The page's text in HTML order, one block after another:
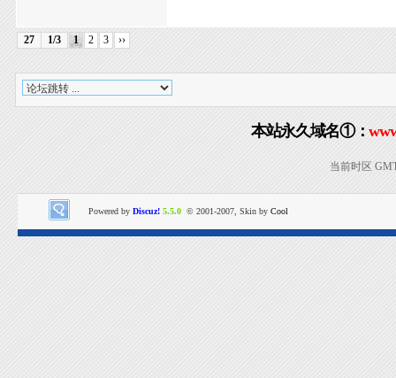
27 1/3 1 2 3 ››
本站永久域名①：
当前时区
Powered by Discuz! 5.5.0 © 2001-2007, Skin by Cool